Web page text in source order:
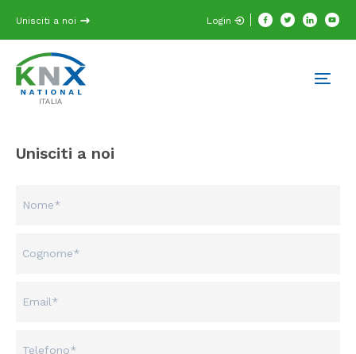
Unisciti a noi Login
Unisciti a noi